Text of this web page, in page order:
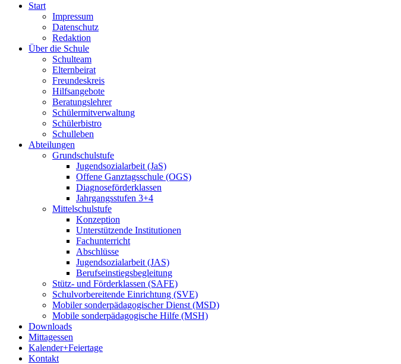
Start
Impressum
Datenschutz
Redaktion
Über die Schule
Schulteam
Elternbeirat
Freundeskreis
Hilfsangebote
Beratungslehrer
Schülermitverwaltung
Schülerbistro
Schulleben
Abteilungen
Grundschulstufe
Jugendsozialarbeit (JaS)
Offene Ganztagsschule (OGS)
Diagnoseförderklassen
Jahrgangsstufen 3+4
Mittelschulstufe
Konzeption
Unterstützende Institutionen
Fachunterricht
Abschlüsse
Jugendsozialarbeit (JAS)
Berufseinstiegsbegleitung
Stütz- und Förderklassen (SAFE)
Schulvorbereitende Einrichtung (SVE)
Mobiler sonder­­pädagogischer Dienst (MSD)
Mobile sonder­pädagogische Hilfe (MSH)
Downloads
Mittagessen
Kalender+Feiertage
Kontakt